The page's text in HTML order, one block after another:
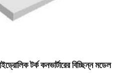
টর্ক কনভার্টারের বিচ্ছিন্ন মডেল